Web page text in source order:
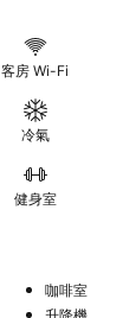
客房 Wi-Fi
冷氣
健身室
咖啡室